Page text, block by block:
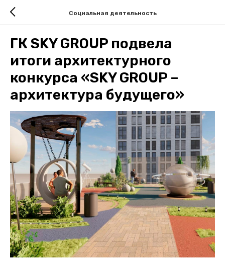
Социальная деятельность
ГК SKY GROUP подвела
итоги архитектурного
конкурса «SKY GROUP –
архитектура будущего»